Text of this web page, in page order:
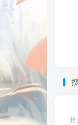
开
给